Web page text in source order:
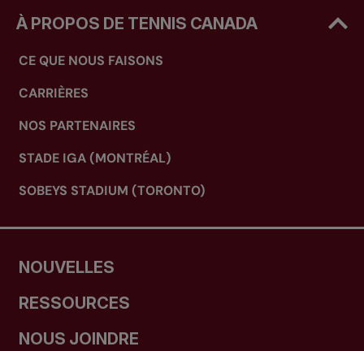
À PROPOS DE TENNIS CANADA
CE QUE NOUS FAISONS
CARRIÈRES
NOS PARTENAIRES
STADE IGA (MONTRÉAL)
SOBEYS STADIUM (TORONTO)
NOUVELLES
RESSOURCES
NOUS JOINDRE